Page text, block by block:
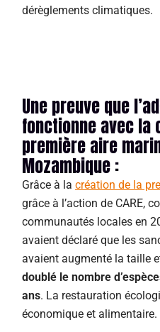
dérèglements climatiques.
Une preuve que
fonctionne avec la
première aire
Mozambique :
Grâce à la création de la
grâce à l’action de CARE,
communautés locales en
avaient déclaré que les
avaient augmenté la taille
doublé le nombre
ans. La restauration
économique et alimentaire.